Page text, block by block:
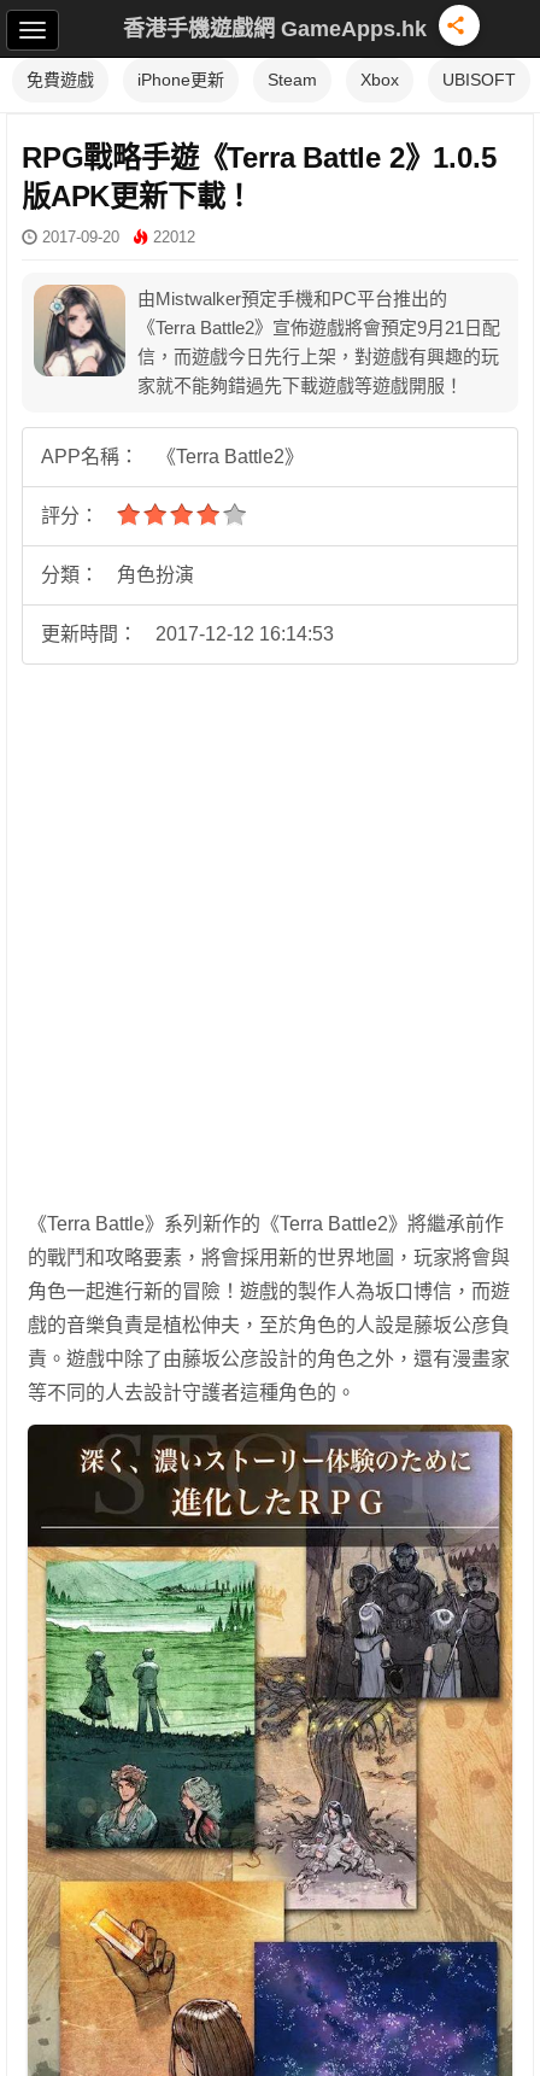
香港手機遊戲網 GameApps.hk
免費遊戲 iPhone更新 Steam Xbox UBISOFT
RPG戰略手遊《Terra Battle 2》1.0.5
版APK更新下載！
2017-09-20 22012
由Mistwalker預定手機和PC平台推出的
《Terra Battle2》宣佈遊戲將會預定9月21日配
信，而遊戲今日先行上架，對遊戲有興趣的玩
家就不能夠錯過先下載遊戲等遊戲開服！
APP名稱： 《Terra Battle2》
評分：
分類： 角色扮演
更新時間： 2017-12-12 16:14:53
《Terra Battle》系列新作的《Terra Battle2》將繼承前作
的戰鬥和攻略要素，將會採用新的世界地圖，玩家將會與
角色一起進行新的冒險！遊戲的製作人為坂口博信，而遊
戲的音樂負責是植松伸夫，至於角色的人設是藤坂公彦負
責。遊戲中除了由藤坂公彦設計的角色之外，還有漫畫家
等不同的人去設計守護者這種角色的。